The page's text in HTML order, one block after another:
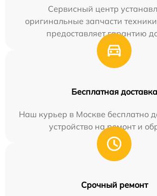
Сервисный центр
оригинальные запчасти
предоставляет гарантию
Бесплатная доставка
Наш курьер в Москве бесплатно
устройство на ремонт и
Срочный ремонт